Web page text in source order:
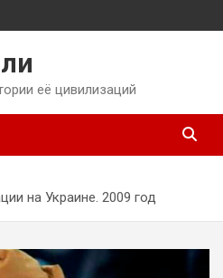
её цивилизаций
на Украине. 2009 год